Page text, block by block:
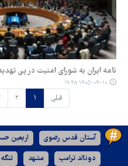
نامه ایران به شورای امنیت در پی
۱۴۰۵-۰۴-۱۰ ۱۹:۳۸
قبلی ۱ ۲
آستان قدس رضوی اربعین
دونالد ترامپ مشهد